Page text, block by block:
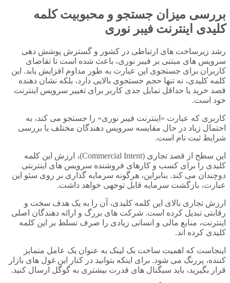
بررسی میزان جستجو و محبوبیت کلمه
کلیدی اینترنت فیبر نوری
رشد زیرساخت های ارتباطی در کشور و گسترش پوشش دهی
سرویس های مبتنی بر فیبر نوری، باعث شده است تا تقاضای
کاربران برای جستجوی این عبارت به طور مداوم افزایش یابد. این
کلمه کلیدی، نه تنها حجم جستجوی بالایی دارد، بلکه نشان دهنده
قصد خرید یا حداقل تمایل جدی کاربر برای تغییر سرویس اینترنت
خود است.
کاربری که عبارت «اینترنت فیبر نوری» را جستجو می کند، به
احتمال زیاد در حال مقایسه سرویس دهندگان مختلف یا بررسی
شرایط ثبت نام است.
این سطح از قصد تجاری (Commercial Intent)، ارزش این کلمه
کلیدی را برای کسب و کارهای فروشنده سرویس های اینترنتی
دوچندان می کند. بنابراین، هرگونه سرمایه گذاری بر روی سئو این
عبارت، بازگشت سرمایه قابل توجهی خواهد داشت.
ارزش تجاری بالای این کلمه کلیدی، آن را به یک هدف سخت و
رقابتی تبدیل کرده است. شرکت های بزرگ و ارائه دهندگان اصلی
اینترنت، منابع مالی و انسانی زیادی را صرف تسلط بر این کلمه
کلیدی کرده اند.
اینجاست که اهمیت ساخت بک لینک به عنوان یک عامل متمایز
کننده، پررنگ می شود. برای اینکه بتوانید در کنار این غول های بازار
قرار بگیرید، باید سیگنال های قدرت بیشتری به گوگل ارسال کنید.